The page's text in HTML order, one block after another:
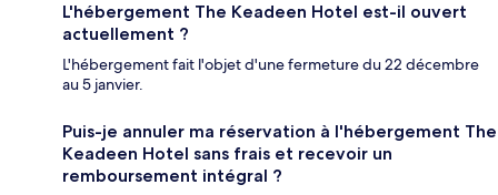
L'hébergement The Keadeen Hotel est-il ouvert
actuellement ?
L'hébergement fait l'objet d'une fermeture du 22 décembre
au 5 janvier.
Puis-je annuler ma réservation à l'hébergement The
Keadeen Hotel sans frais et recevoir un
remboursement intégral ?